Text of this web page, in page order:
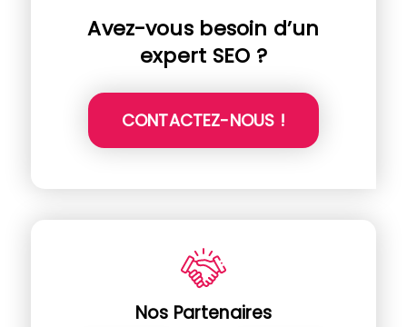
Avez-vous besoin d’un
expert SEO ?
CONTACTEZ-NOUS !
Nos Partenaires